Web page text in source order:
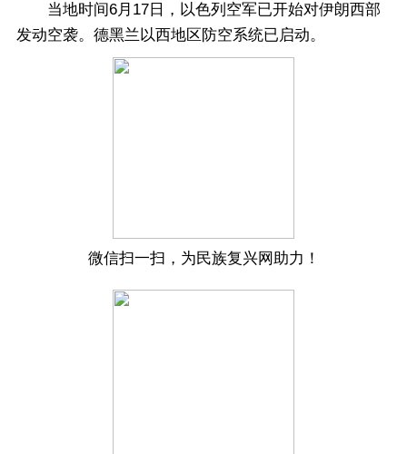
当地时间6月17日，以色列空军已开始对伊朗西部
发动空袭。德黑兰以西地区防空系统已启动。
微信扫一扫，为民族复兴网助力！